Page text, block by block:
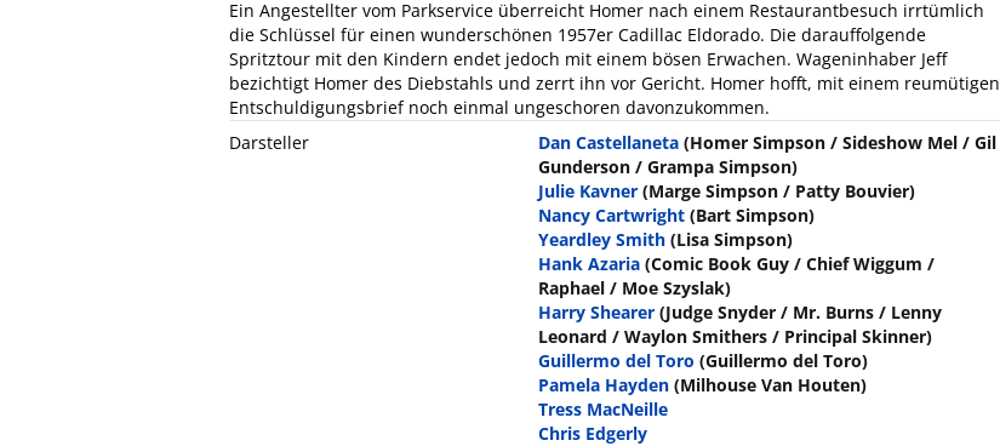
Ein Angestellter vom Parkservice überreicht Homer nach einem Restaurantbesuch irrtümlich
die Schlüssel für einen wunderschönen 1957er Cadillac Eldorado. Die darauffolgende
Spritztour mit den Kindern endet jedoch mit einem bösen Erwachen. Wageninhaber Jeff
bezichtigt Homer des Diebstahls und zerrt ihn vor Gericht. Homer hofft, mit einem reumütigen
Entschuldigungsbrief noch einmal ungeschoren davonzukommen.
Darsteller
Dan Castellaneta (Homer Simpson / Sideshow Mel / Gil
Gunderson / Grampa Simpson)
Julie Kavner (Marge Simpson / Patty Bouvier)
Nancy Cartwright (Bart Simpson)
Yeardley Smith (Lisa Simpson)
Hank Azaria (Comic Book Guy / Chief Wiggum /
Raphael / Moe Szyslak)
Harry Shearer (Judge Snyder / Mr. Burns / Lenny
Leonard / Waylon Smithers / Principal Skinner)
Guillermo del Toro (Guillermo del Toro)
Pamela Hayden (Milhouse Van Houten)
Tress MacNeille
Chris Edgerly